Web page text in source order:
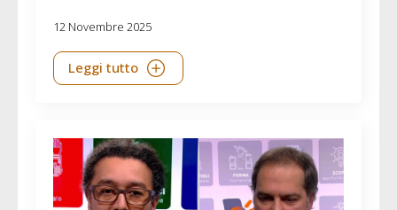
12 Novembre 2025
Leggi tutto